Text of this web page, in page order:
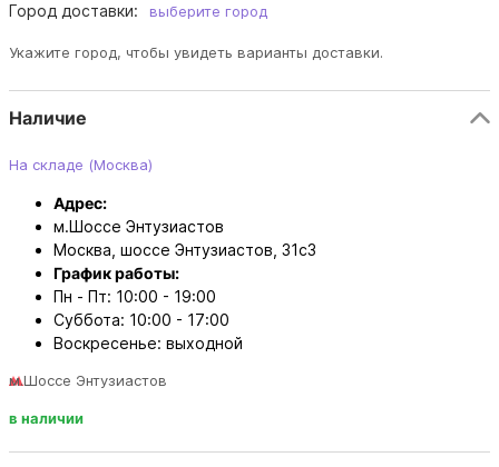
Город доставки: выберите город
Укажите город, чтобы увидеть варианты доставки.
Наличие
На складе (Москва)
Адрес:
м.Шоссе Энтузиастов
Москва, шоссе Энтузиастов, 31с3
График работы:
Пн - Пт: 10:00 - 19:00
Суббота: 10:00 - 17:00
Воскресенье: выходной
м.Шоссе Энтузиастов
в наличии